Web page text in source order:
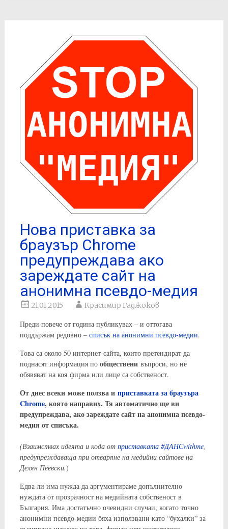
Нова приставка за
браузър Chrome
предупреждава ако
зареждате сайт на
анонимна псевдо-медия
21.01.2015 Красимир Гаджоков
Преди повече от година публикувах – и оттогава
поддържам редовно – списък на анонимни псевдо-медии.
Това са около 50 интернет-сайта, които претендират да
поднасят информация по общественивъпроси, но не
обявяват на коя фирма или лице са собственост.
От днес всеки може ползва и приставката за браузъра
Chrome, която направих. Тя автоматично ще ви
предупреждава, ако зареждате сайт на анонимна псевдо-
медия от списъка.
(Взаимствах идеята и кода от приставката #ДАНСwithme,
предупреждаваща при отваряне на медийни сайтове на
Делян Пеевски.)
Едва ли има нужда да аргументираме допълнително
нуждата от прозрачност на медийната собственост в
България. Има достатъчно очевидни случаи, когато точно
анонимни псевдо-медии бяха използвани като “бухалки” за